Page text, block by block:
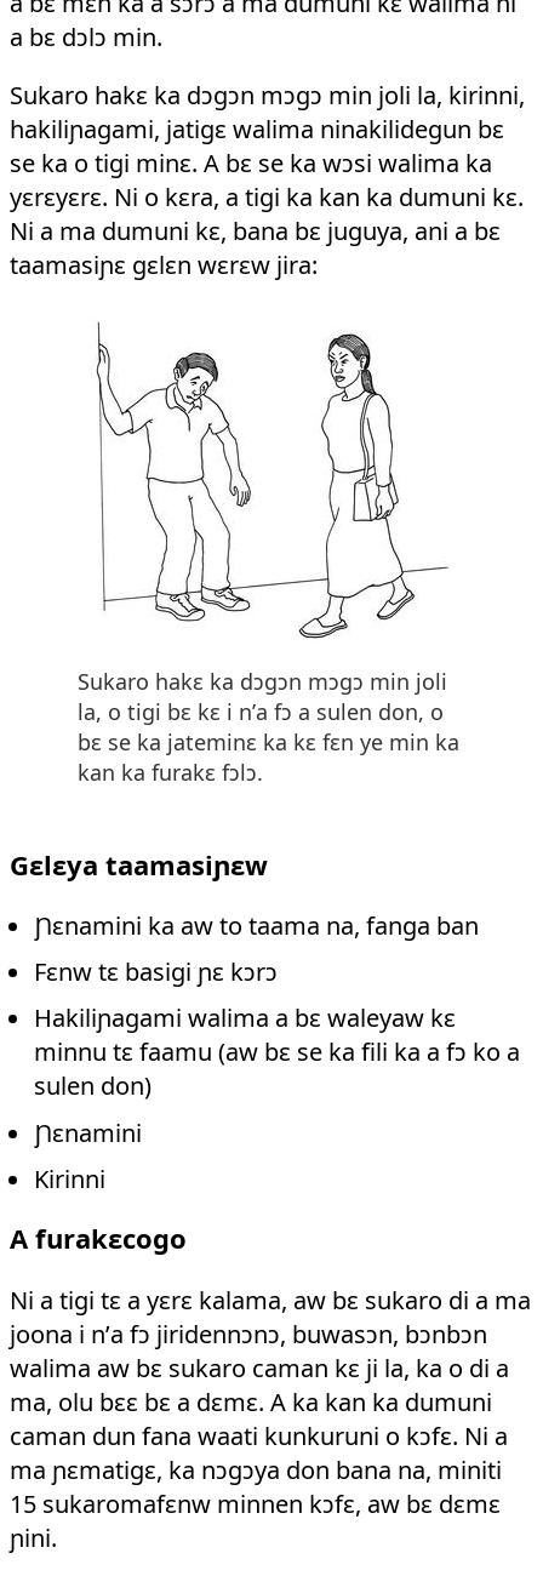
a bɛ dɔlɔ min.
Sukaro hakɛ ka dɔgɔn mɔgɔ min joli la, kirinni,
hakiliɲagami, jatigɛ walima ninakilidegun bɛ
se ka o tigi minɛ. A bɛ se ka wɔsi walima ka
yɛrɛyɛrɛ. Ni o kɛra, a tigi ka kan ka dumuni kɛ.
Ni a ma dumuni kɛ, bana bɛ juguya, ani a bɛ
taamasiɲɛ gɛlɛn wɛrɛw jira:
Sukaro hakɛ ka dɔgɔn mɔgɔ min joli
la, o tigi bɛ kɛ i n’a fɔ a sulen don, o
bɛ se ka jateminɛ ka kɛ fɛn ye min ka
kan ka furakɛ fɔlɔ.
Gɛlɛya taamasiɲɛw
Ɲɛnamini ka aw to taama na, fanga ban
Fɛnw tɛ basigi ɲɛ kɔrɔ
Hakiliɲagami walima a bɛ waleyaw kɛ
minnu tɛ faamu (aw bɛ se ka fili ka a fɔ ko a
sulen don)
Ɲɛnamini
Kirinni
A furakɛcogo
Ni a tigi tɛ a yɛrɛ kalama, aw bɛ sukaro di a ma
joona i n’a fɔ jiridennɔnɔ, buwasɔn, bɔnbɔn
walima aw bɛ sukaro caman kɛ ji la, ka o di a
ma, olu bɛɛ bɛ a dɛmɛ. A ka kan ka dumuni
caman dun fana waati kunkuruni o kɔfɛ. Ni a
ma ɲɛmatigɛ, ka nɔgɔya don bana na, miniti
15 sukaromafɛnw minnen kɔfɛ, aw bɛ dɛmɛ
ɲini.